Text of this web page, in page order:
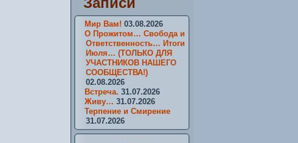
Мир Вам! 03.08.2026
О Прожитом… Свобода и
Ответственность… Итоги
Июля… (ТОЛЬКО ДЛЯ
УЧАСТНИКОВ НАШЕГО
СООБЩЕСТВА!)
02.08.2026
Встреча. 31.07.2026
Живу… 31.07.2026
Терпение и Смирение
31.07.2026